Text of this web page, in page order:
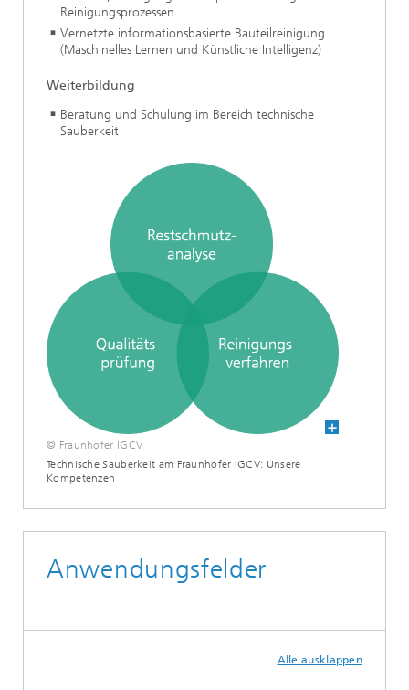
Reinigungsprozessen
Vernetzte informationsbasierte Bauteilreinigung
(Maschinelles Lernen und Künstliche Intelligenz)
Weiterbildung
Beratung und Schulung im Bereich technische
Sauberkeit
© Fraunhofer IGCV
Technische Sauberkeit am Fraunhofer IGCV: Unsere
Kompetenzen
Anwendungsfelder
Alle ausklappen